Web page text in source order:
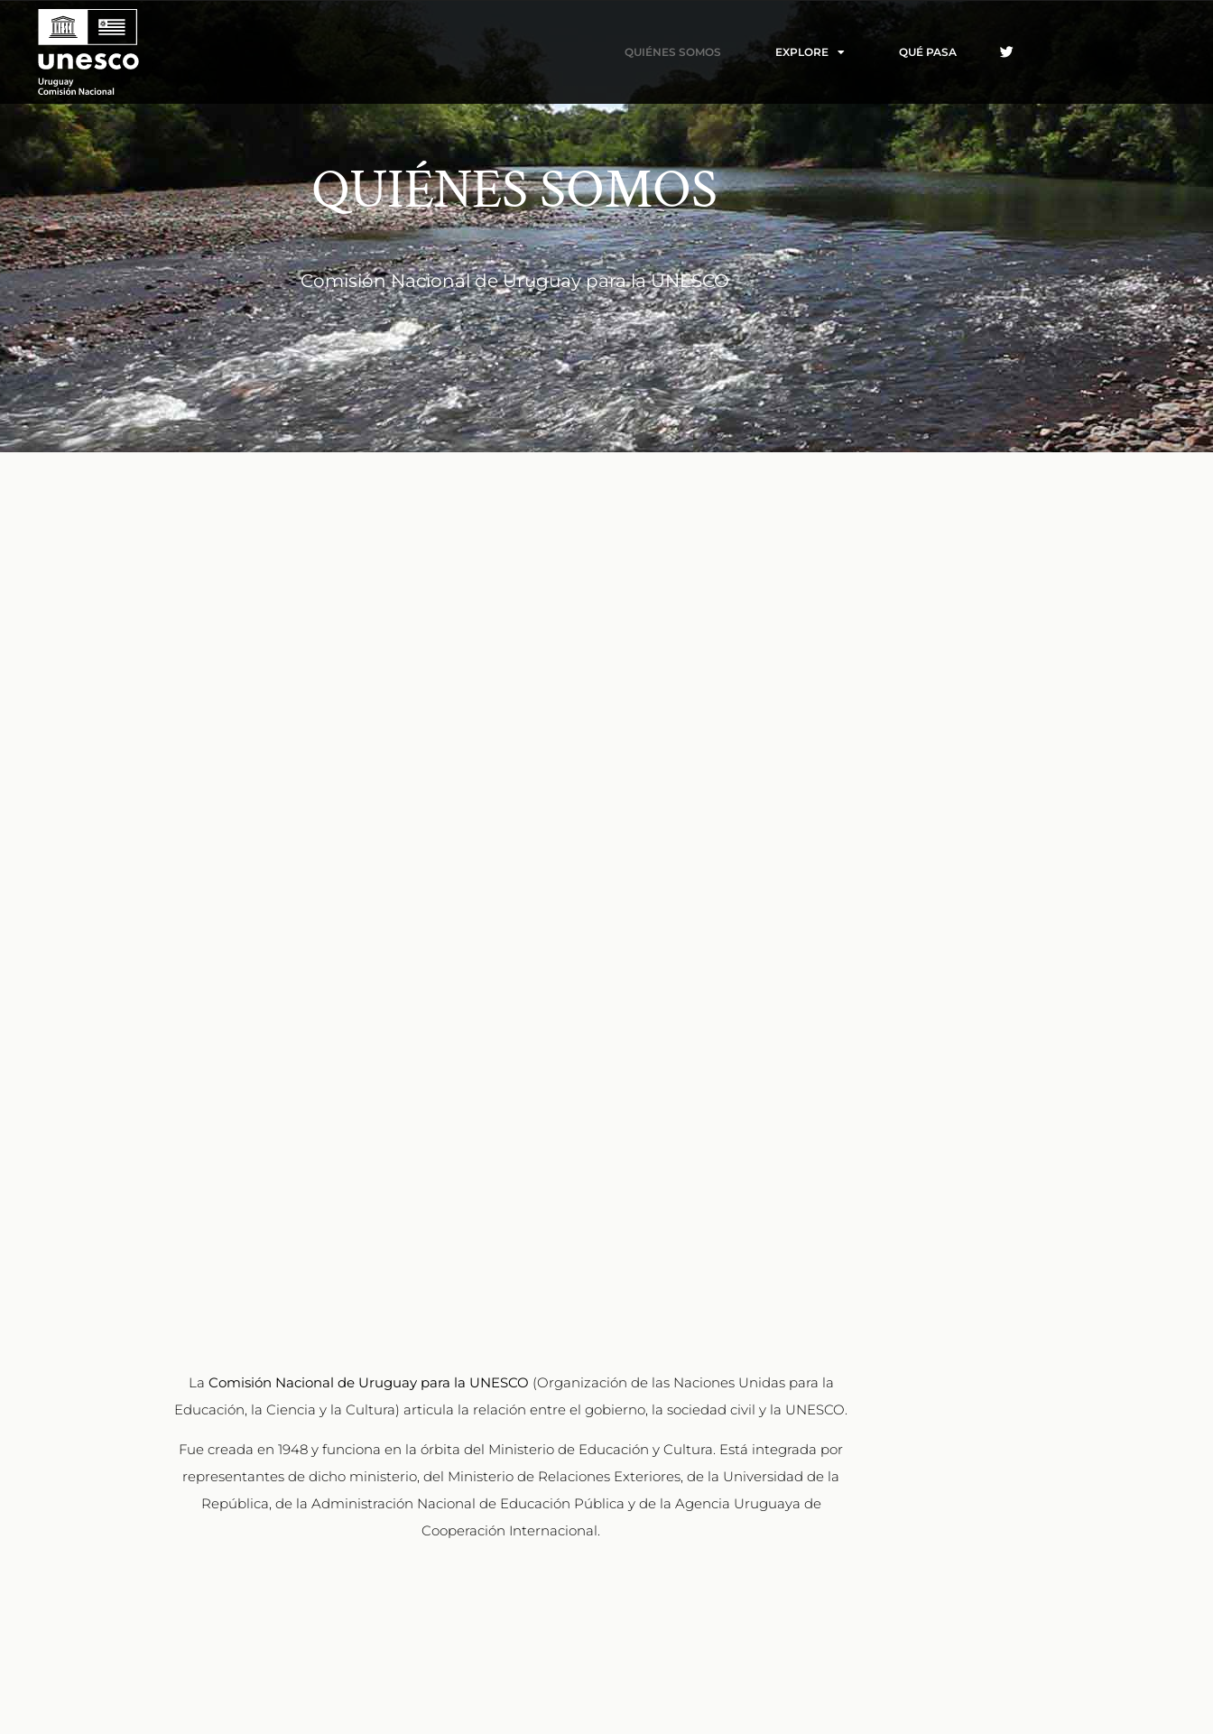
QUIÉNES SOMOS EXPLORE QUÉ PASA
QUIÉNES SOMOS
Comisión Nacional de Uruguay para la UNESCO
La Comisión Nacional de Uruguay para la UNESCO (Organización de las Naciones Unidas para la
Educación, la Ciencia y la Cultura) articula la relación entre el gobierno, la sociedad civil y la UNESCO.
Fue creada en 1948 y funciona en la órbita del Ministerio de Educación y Cultura. Está integrada por
representantes de dicho ministerio, del Ministerio de Relaciones Exteriores, de la Universidad de la
República, de la Administración Nacional de Educación Pública y de la Agencia Uruguaya de
Cooperación Internacional.